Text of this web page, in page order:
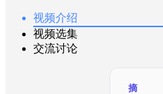
视频介绍
视频选集
交流讨论
摘